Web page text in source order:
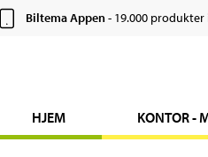
Biltema Appen- 19.000 produkter
HJEM KONTOR -